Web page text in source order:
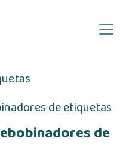
de etiquetas
de